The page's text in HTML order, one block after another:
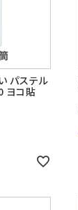
パステル
ヨコ貼